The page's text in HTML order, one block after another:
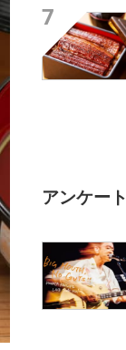
7
アンケート